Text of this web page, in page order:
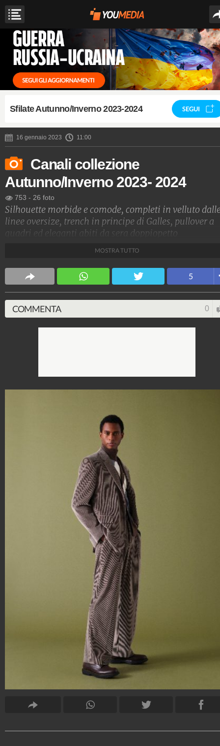
Sfilate Autunno/Inverno 2023-2024 SEGUI
16 gennaio 2023 11:00
Canali collezione
Autunno/Inverno 2023- 2024
753 - 26 foto
Silhouette morbide e comode, completi in velluto
linee oversize, trench in principe di Galles, pullover a
quadri ed eleganti abiti da sera doppiopetto
Stile e trend
MOSTRA TUTTO
5
COMMENTA 0